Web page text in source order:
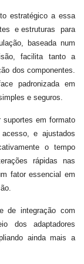
estratégico a essa
e estruturas para
baseada num
facilita tanto a
dos componentes.
padronizada em
e seguros.
suportes em formato
e ajustados
o tempo
rápidas nas
fator essencial em
integração com
dos adaptadores
ainda mais a